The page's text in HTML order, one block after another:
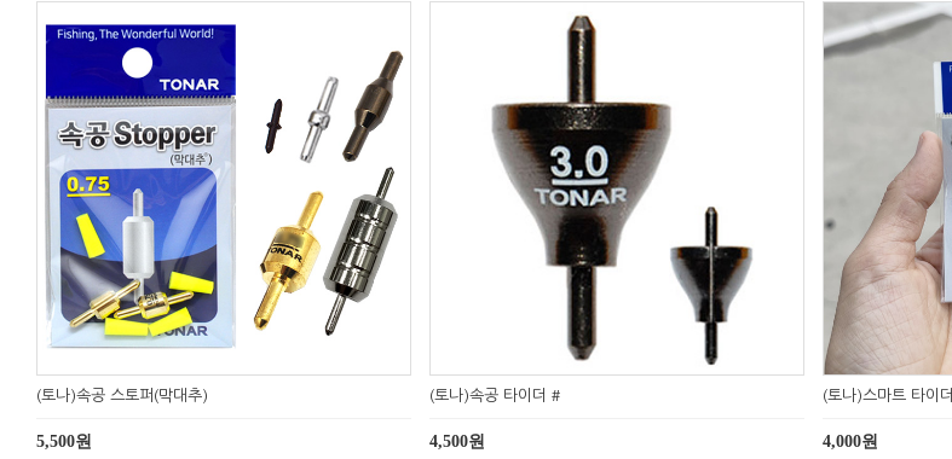
(토나)속공 스토퍼(막대추)
5,500원
(토나)속공 타이더 #
4,500원
(토나)스마트 타이더
4,000원